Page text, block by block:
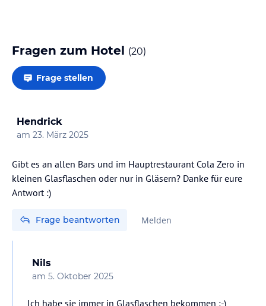
Fragen zum Hotel (20)
Frage stellen
Hendrick
am 23. März 2025
Gibt es an allen Bars und im Hauptrestaurant Cola Zero in
kleinen Glasflaschen oder nur in Gläsern? Danke für eure
Antwort :)
Frage beantworten Melden
Nils
am 5. Oktober 2025
Ich habe sie immer in Glasflaschen bekommen :-)